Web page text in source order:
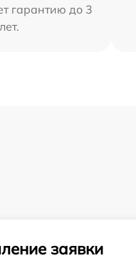
гарантию до 3
лет.
заявки